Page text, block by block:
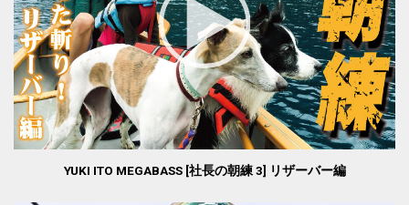
YUKI ITO MEGABASS [社長の朝練 3] リザーバー編